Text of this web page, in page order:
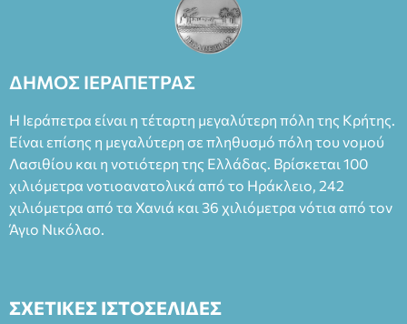
ΔΗΜΟΣ ΙΕΡΑΠΕΤΡΑΣ
Η Ιεράπετρα είναι η τέταρτη μεγαλύτερη πόλη της Κρήτης.
Είναι επίσης η μεγαλύτερη σε πληθυσμό πόλη του νομού
Λασιθίου και η νοτιότερη της Ελλάδας. Βρίσκεται 100
χιλιόμετρα νοτιοανατολικά από το Ηράκλειο, 242
χιλιόμετρα από τα Χανιά και 36 χιλιόμετρα νότια από τον
Άγιο Νικόλαο.
ΣΧΕΤΙΚΕΣ ΙΣΤΟΣΕΛΙΔΕΣ